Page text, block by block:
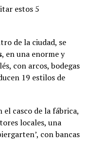
estos 5
de la ciudad, se
, en una enorme y
con arcos, bodegas
19 estilos de
el casco de la fábrica,
locales, una
con bancas